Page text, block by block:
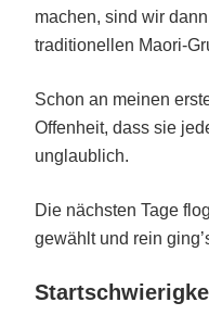
machen, sind wir
traditionellen Maori-
Schon an meinen
Offenheit, dass sie
unglaublich.
Die nächsten Tage
gewählt und rein